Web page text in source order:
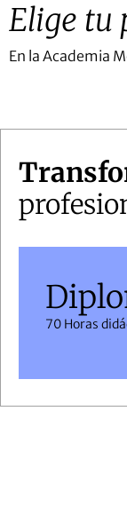
Elige tu
En la Academia
70 Horas